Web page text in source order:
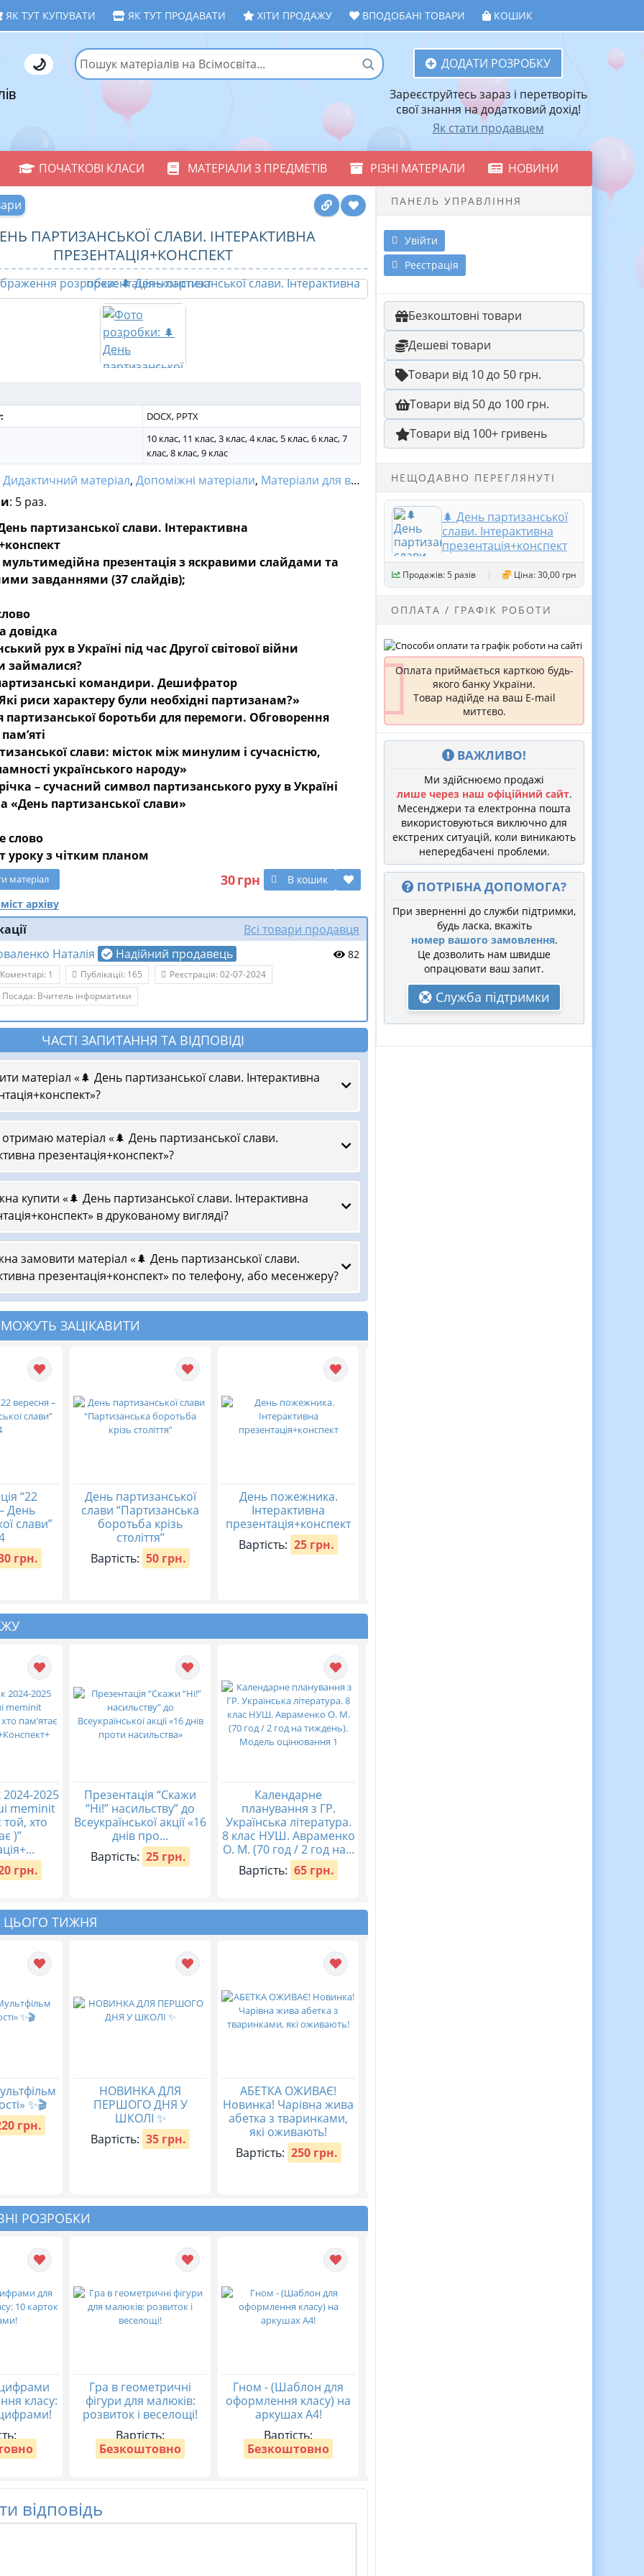
ЯК ТУТ КУПУВАТИ ЯК ТУТ ПРОДАВАТИ ХІТИ ПРОДАЖУ ВПОДОБАНІ ТОВАРИ КОШИК
🌙
ДОДАТИ РОЗРОБКУ
Зареєструйтесь зараз і перетворіть
свої знання на додатковий дохід!
Як стати продавцем
ПОЧАТКОВІ КЛАСИ МАТЕРІАЛИ З ПРЕДМЕТІВ РІЗНІ МАТЕРІАЛИ НОВИНИ
ПАРТИЗАНСЬКОЇ СЛАВИ. ІНТЕРАКТИВНА
ПРЕЗЕНТАЦІЯ+КОНСПЕКТ
DOCX, PPTX
10 клас, 11 клас, 3 клас, 4 клас, 5 клас, 6 клас, 7
клас, 8 клас, 9 клас
Дидактичний матеріал, Допоміжні матеріали, Матеріали для вихователя
: 5 раз.
партизанської слави. Інтерактивна
презентація з яскравими слайдами та
завданнями (37 слайдів);
довідка
рух в Україні під час Другої світової війни
займалися?
командири. Дешифратор
риси характеру були необхідні партизанам?»
партизанської боротьби для перемоги. Обговорення
слави: місток між минулим і сучасністю,
українського народу»
– сучасний символ партизанського руху в Україні
«День партизанської слави»
слово
уроку з чітким планом
30грн В кошик
матеріал
архіву
Всі товари продавця
Наталія
Надійний продавець 82
Коментарі: 1 Публікації: 165
Реєстрація: 02-07-2024
Посада: Вчитель інформатики
ЧАСТІ ЗАПИТАННЯ ТА ВІДПОВІДІ
матеріал «🌲 День партизанської слави. Інтерактивна
матеріал «🌲 День партизанської слави.
презентація+конспект»?
купити «🌲 День партизанської слави. Інтерактивна
в друкованому вигляді?
замовити матеріал «🌲 День партизанської слави.
презентація+конспект» по телефону, або месенжеру?
ЗАЦІКАВИТИ
“22
День
слави”
грн.
День партизанської
слави “Партизанська
боротьба крізь
століття”
Вартість: 50 грн.
День пожежника.
Інтерактивна
презентація+конспект
Вартість: 25 грн.
2025
meminit
хто
)”
грн.
Презентація “Скажи
“Ні!” насильству” до
Всеукраїнської акції «16
днів про...
Вартість: 25 грн.
Календарне
планування з ГР.
Українська література.
8 клас НУШ. Авраменко
О. М. (70 год / 2 год на...
Вартість: 65 грн.
ЦЬОГО ТИЖНЯ
✨🎬
грн.
НОВИНКА ДЛЯ
ПЕРШОГО ДНЯ У
ШКОЛІ ✨
Вартість: 35 грн.
АБЕТКА ОЖИВАЄ!
Новинка! Чарівна жива
абетка з тваринками,
які оживають!
Вартість: 250 грн.
РОЗРОБКИ
класу:
Гра в геометричні
фігури для малюків:
розвиток і веселощі!
Вартість:
Безкоштовно
Гном - (Шаблон для
оформлення класу) на
аркушах А4!
Вартість:
Безкоштовно
відповідь
ПАНЕЛЬ УПРАВЛІННЯ
Увійти
Реєстрація
Безкоштовні товари
Дешеві товари
Товари від 10 до 50 грн.
Товари від 50 до 100 грн.
Товари від 100+ гривень
НЕЩОДАВНО ПЕРЕГЛЯНУТІ
🌲 День партизанської
слави. Інтерактивна
презентація+конспект
Продажів: 5 разів Ціна: 30,00 грн
ОПЛАТА / ГРАФІК РОБОТИ
Оплата приймається карткою будь-
якого банку України.
Товар надійде на ваш E-mail
миттєво.
ВАЖЛИВО!
Ми здійснюємо продажі
лише через наш офіційний сайт.
Месенджери та електронна пошта
використовуються виключно для
екстрених ситуацій, коли виникають
непередбачені проблеми.
ПОТРІБНА ДОПОМОГА?
При зверненні до служби підтримки,
будь ласка, вкажіть
номер вашого замовлення.
Це дозволить нам швидше
опрацювати ваш запит.
Служба підтримки